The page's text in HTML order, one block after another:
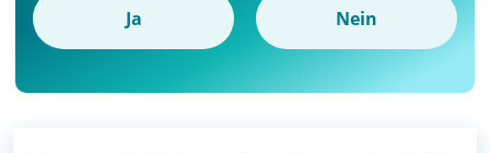
Ja Nein